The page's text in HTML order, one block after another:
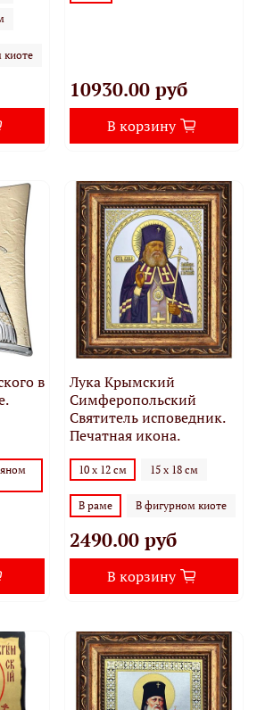
киоте
10930.00 руб
В корзину
в
Лука Крымский
Симферопольский
Святитель исповедник.
Печатная икона.
10 х 12 см 15 х 18 см
В раме В фигурном киоте
2490.00 руб
В корзину